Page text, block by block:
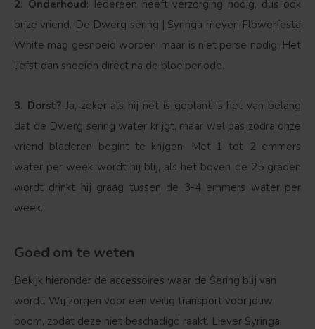
2. Onderhoud: Iedereen heeft verzorging nodig, dus ook
onze vriend. De Dwerg sering | Syringa meyeri Flowerfesta
White mag gesnoeid worden, maar is niet perse nodig. Het
liefst dan snoeien direct na de bloeiperiode.
3. Dorst?Ja, zeker als hij net is geplant is het van belang
dat de Dwerg sering water krijgt, maar wel pas zodra onze
vriend bladeren begint te krijgen. Met 1 tot 2 emmers
water per week wordt hij blij, als het boven de 25 graden
wordt drinkt hij graag tussen de 3-4 emmers water per
week.
Goed om te weten
Bekijk hieronder de accessoires waar de Sering blij van
wordt. Wij zorgen voor een veilig transport voor jouw
boom, zodat deze niet beschadigd raakt. Liever Syringa